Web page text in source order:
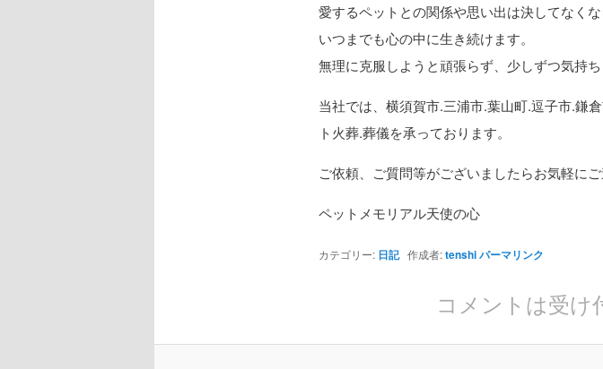
愛するペットとの関係や思い出は決してなくな
いつまでも心の中に生き続けます。
無理に克服しようと頑張らず、少しずつ気持
当社では、横須賀市.三浦市.葉山町.逗子市.鎌
ト火葬.葬儀を承っております。
ご依頼、ご質問等がございましたらお気軽にご
ペットメモリアル天使の心
カテゴリー: 日記作成者:tenshiパーマリンク
コメントは受け